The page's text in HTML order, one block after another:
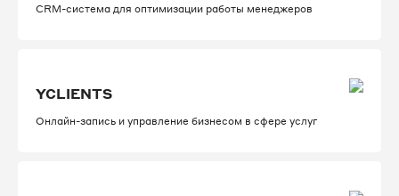
CRM-система для оптимизации работы менеджеров
YCLIENTS
Онлайн-запись и управление бизнесом в сфере услуг